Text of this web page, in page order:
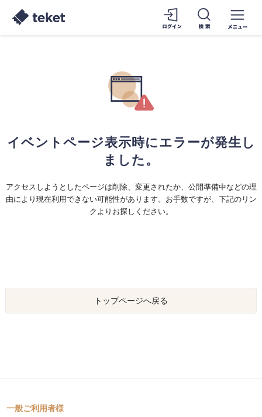
イベントページ表示時にエラーが発生し
ました。
アクセスしようとしたページは削除、変更されたか、公開準備中などの理
由により現在利用できない可能性があります。お手数ですが、下記のリン
クよりお探しください。
トップページへ戻る
一般ご利用者様